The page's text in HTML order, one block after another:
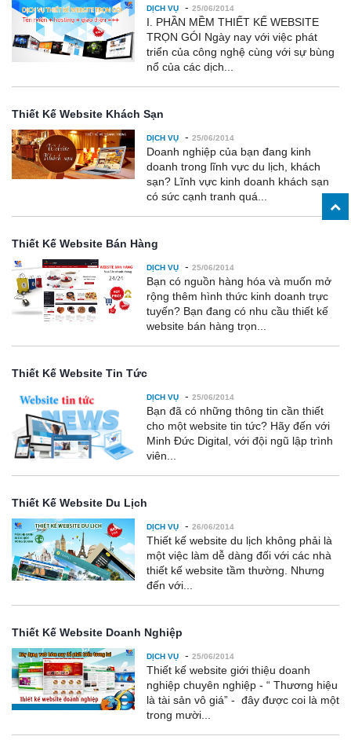
DỊCH VỤ - 25/06/2014
I. PHẦN MỀM THIẾT KẾ WEBSITE
TRỌN GÓI Ngày nay với việc phát
triển của công nghệ cùng với sự bùng
nổ của các dịch...
Thiết Kế Website Khách Sạn
DỊCH VỤ - 25/06/2014
Doanh nghiệp của bạn đang kinh
doanh trong lĩnh vực du lịch, khách
sạn? Lĩnh vực kinh doanh khách sạn
có sức cạnh tranh quá...
Thiết Kế Website Bán Hàng
DỊCH VỤ - 25/06/2014
Bạn có nguồn hàng hóa và muốn mở
rộng thêm hình thức kinh doanh trực
tuyến? Bạn đang có nhu cầu thiết kế
website bán hàng trọn...
Thiết Kế Website Tin Tức
DỊCH VỤ - 25/06/2014
Bạn đã có những thông tin cần thiết
cho một website tin tức? Hãy đến với
Minh Đức Digital, với đội ngũ lập trình
viên...
Thiết Kế Website Du Lịch
DỊCH VỤ - 26/06/2014
Thiết kế website du lịch không phải là
một việc làm dễ dàng đối với các nhà
thiết kế website tầm thường. Nhưng
đến với...
Thiết Kế Website Doanh Nghiệp
DỊCH VỤ - 25/06/2014
Thiết kế website giới thiệu doanh
nghiệp chuyên nghiệp - “ Thương hiệu
là tài sản vô giá” - đây được coi là một
trong mười...